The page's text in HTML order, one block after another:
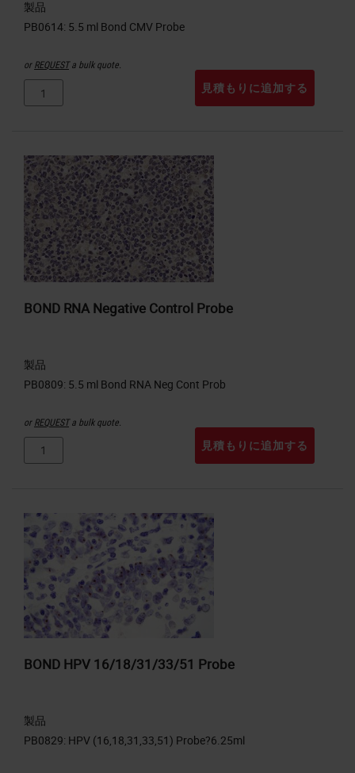
製品
orREQUESTa bulk quote.
見積もりに追加する
BOND RNA Negative Control Probe
製品
orREQUESTa bulk quote.
見積もりに追加する
BOND HPV 16/18/31/33/51 Probe
製品